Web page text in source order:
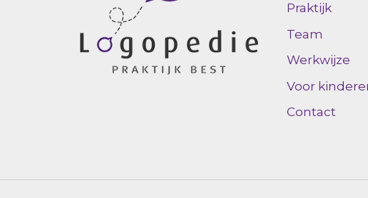
Praktijk
Team
Werkwijze
Voor
Contact